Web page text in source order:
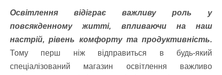
Освітлення відіграє важливу роль у
повсякденному житті, впливаючи на наш
настрій, рівень комфорту та продуктивність.
Тому перш ніж відправиться в будь-який
спеціалізований магазин освітлення важливо